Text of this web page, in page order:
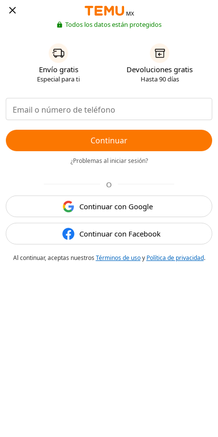
MX
Todos los datos están protegidos
Envío gratis
Especial para ti
Devoluciones gratis
Hasta 90 días
Continuar
¿Problemas al iniciar sesión?
O
Continuar con Google
Continuar con Facebook
Al continuar, aceptas nuestros Términos de usoy Política de privacidad.